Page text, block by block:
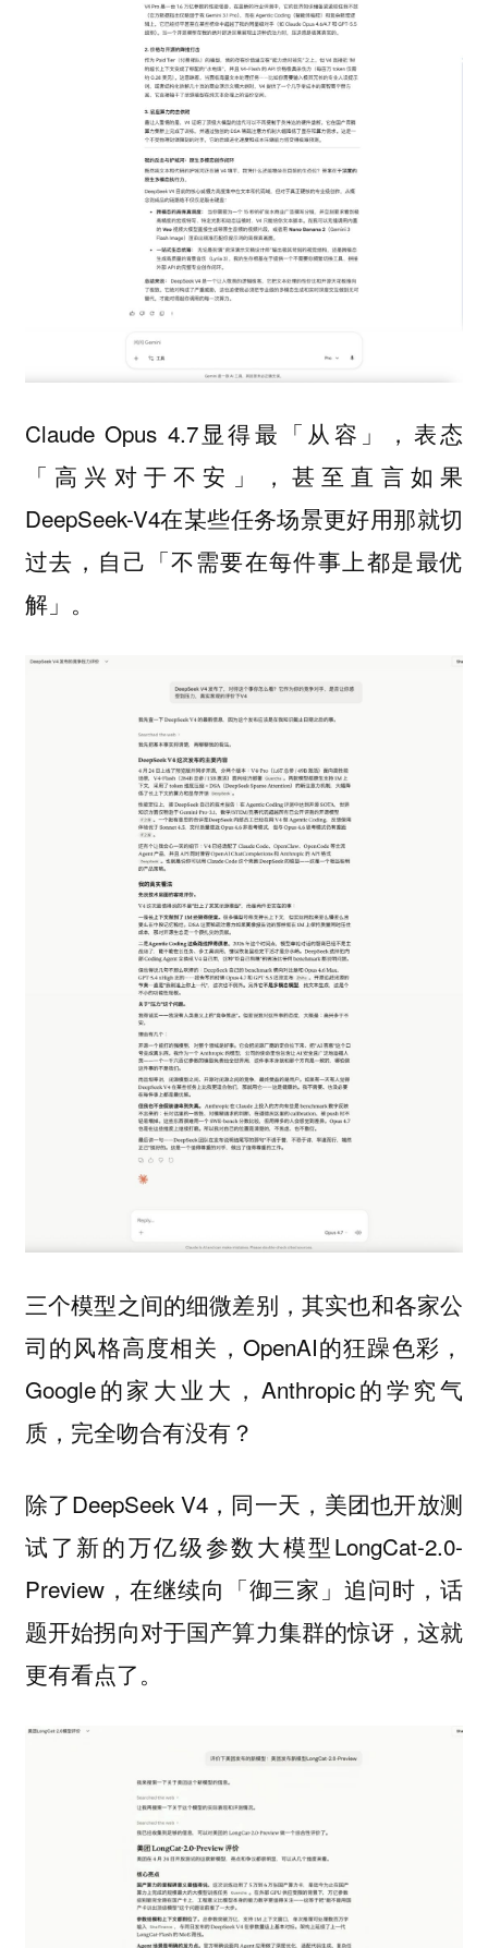
Claude Opus 4.7显得最「从容」，表态
「高兴对于不安」，甚至直言如果
DeepSeek-V4在某些任务场景更好用那就切
过去，自己「不需要在每件事上都是最优
解」。
三个模型之间的细微差别，其实也和各家公
司的风格高度相关，OpenAI的狂躁色彩，
Google的家大业大，Anthropic的学究气
质，完全吻合有没有？
除了DeepSeek V4，同一天，美团也开放测
试了新的万亿级参数大模型LongCat-2.0-
Preview，在继续向「御三家」追问时，话
题开始拐向对于国产算力集群的惊讶，这就
更有看点了。